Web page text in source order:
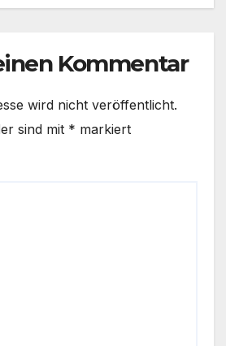
Kommentar
wird nicht veröffentlicht.
sind mit * markiert